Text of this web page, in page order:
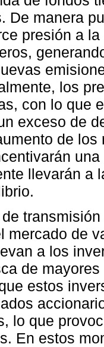
De manera
presión a
los
con lo que
exceso de
de
llevarán a
mercado de
a los
de
estos
lo que
En estos